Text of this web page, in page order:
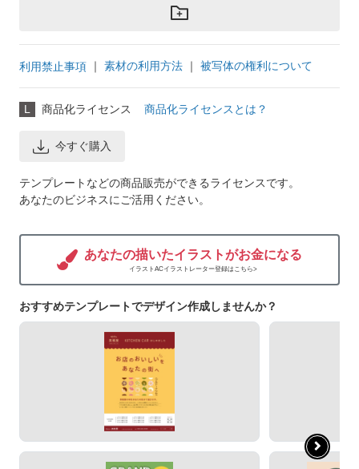
利用禁止事項 ｜ 素材の利用方法 ｜ 被写体の権利について
L 商品化ライセンス 商品化ライセンスとは？
今すぐ購入
テンプレートなどの商品販売ができるライセンスです。
あなたのビジネスにご活用ください。
あなたの描いたイラストがお金になる
イラストACイラストレーター登録はこちら>
おすすめテンプレートでデザイン作成しませんか？